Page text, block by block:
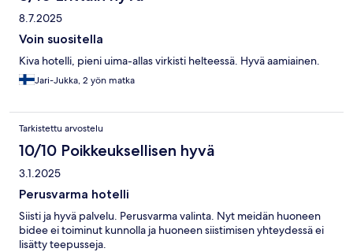
8.7.2025
Voin suositella
Kiva hotelli, pieni uima-allas virkisti helteessä. Hyvä aamiainen.
Jari-Jukka, 2 yön matka
Tarkistettu arvostelu
10/10 Poikkeuksellisen hyvä
3.1.2025
Perusvarma hotelli
Siisti ja hyvä palvelu. Perusvarma valinta. Nyt meidän huoneen
bidee ei toiminut kunnolla ja huoneen siistimisen yhteydessä ei
lisätty teepusseja.